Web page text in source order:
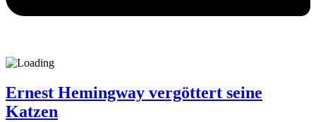
Ernest Hemingway vergöttert seine
Katzen